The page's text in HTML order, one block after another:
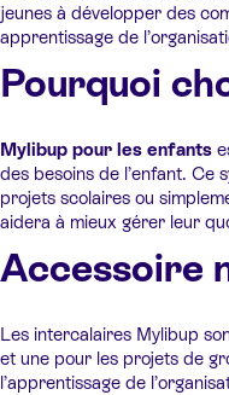
jeunes à développer des
apprentissage de
Pourquoi
Mylibup pour les enfants
des besoins de l’enfant. Ce
projets scolaires ou
aidera à mieux gérer leur
Accessoire
Les intercalaires Mylibup
et une pour les projets de
l’apprentissage de